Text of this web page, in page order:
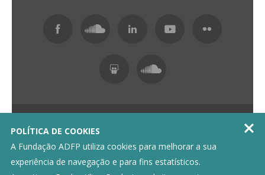
POLÍTICA DE COOKIES
A Fundação ADFP utiliza cookies para melhorar a sua
experiência de navegação e para fins estatísticos.

Política de Privacidade